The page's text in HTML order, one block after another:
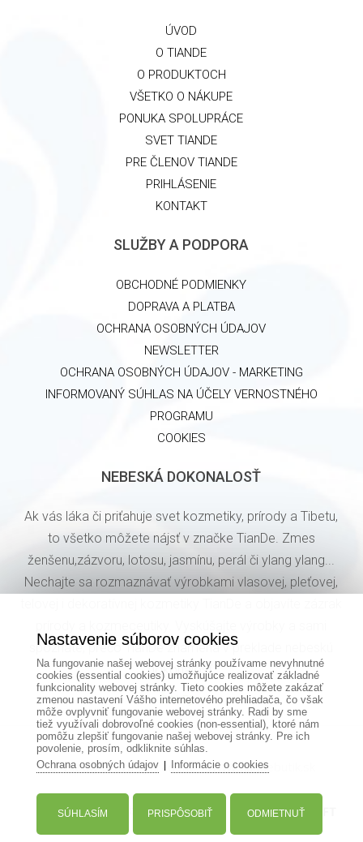
ÚVOD
O TIANDE
O PRODUKTOCH
VŠETKO O NÁKUPE
PONUKA SPOLUPRÁCE
SVET TIANDE
PRE ČLENOV TIANDE
PRIHLÁSENIE
KONTAKT
SLUŽBY A PODPORA
OBCHODNÉ PODMIENKY
DOPRAVA A PLATBA
OCHRANA OSOBNÝCH ÚDAJOV
NEWSLETTER
OCHRANA OSOBNÝCH ÚDAJOV - MARKETING
INFORMOVANÝ SÚHLAS NA ÚČELY VERNOSTNÉHO
PROGRAMU
COOKIES
NEBESKÁ DOKONALOSŤ
Ak vás láka či priťahuje svet kozmetiky, prírody a Tibetu,
to všetko môžete nájsť v značke TianDe. Zmes
ženšenu,zázvoru, lotosu, jasmínu, perál či ylang ylang...
Nechajte sa rozmaznávať výrobkami vlasovej, pleťovej,
spoznáte, prečo TianDe znamená v preklade nebeskú
dokonalosť.
ĎALEJ
© Všetky práva vyhradené - www.tiandebutik.sk
Tvorba web stránok
Nastavenie súborov cookies
Na fungovanie našej webovej stránky používame nevyhnutné
cookies (essential cookies) umožňujúce realizovať základné
funkcionality webovej stránky. Tieto cookies môžete zakázať
zmenou nastavení Vášho internetového prehliadača, čo však
môže ovplyvniť fungovanie webovej stránky. Radi by sme
tiež využívali dobrovoľné cookies (non-essential), ktoré nám
pomôžu zlepšiť fungovanie našej webovej stránky. Pre ich
povolenie, prosím, odkliknite súhlas.
Ochrana osobných údajov| Informácie o cookies
SÚHLASÍM PRISPÔSOBIŤ ODMIETNUŤ